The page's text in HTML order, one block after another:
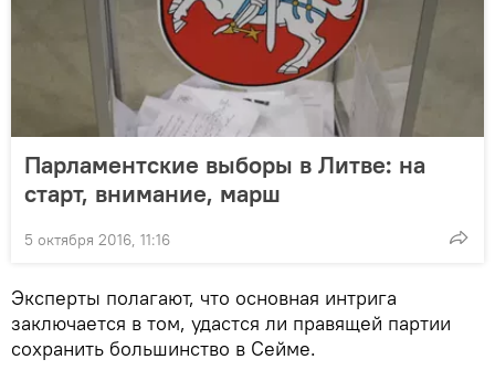
Парламентские выборы в Литве: на
старт, внимание, марш
5 октября 2016, 11:16
Эксперты полагают, что основная интрига
заключается в том, удастся ли правящей партии
сохранить большинство в Сейме.